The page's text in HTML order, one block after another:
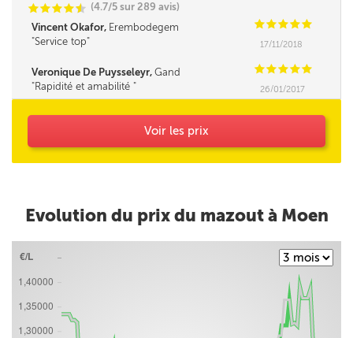
CCCCi
@ (4.7/5 sur 289 avis)
Vincent Okafor, Erembodegem CCCCC
Service top
17/11/2018
Veronique De Puysseleyr, Gand CCCCC
Rapidité et amabilité
26/01/2017
Voir les prix
Evolution du prix du mazout à Moen